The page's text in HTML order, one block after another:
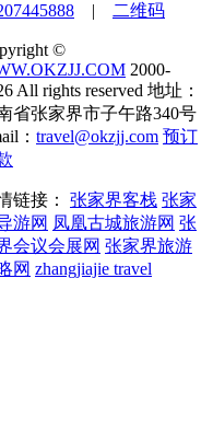
| 二维码
©
2000-
All rights reserved 地址：
省张家界市子午路340号
： travel@okzjj.com 预订
链接： 张家界客栈 张家
游网 凤凰古城旅游网 张
会议会展网 张家界旅游
网 zhangjiajie travel